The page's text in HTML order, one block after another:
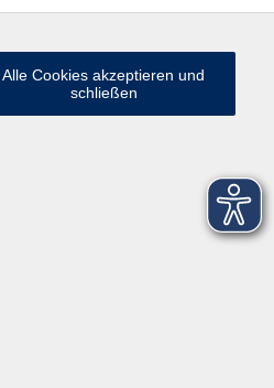
Alle Cookies akzeptieren und
schließen